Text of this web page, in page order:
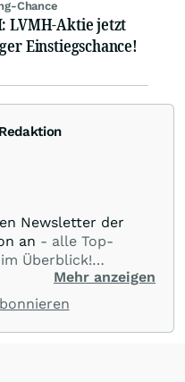
Chance
LVMH-Aktie jetzt
Einstiegschance!
Newsletter der
an - alle Top-
Überblick!
Anleger-Thema!Für
Channel ist
Die Fachjournalisten
Mehr anzeigen